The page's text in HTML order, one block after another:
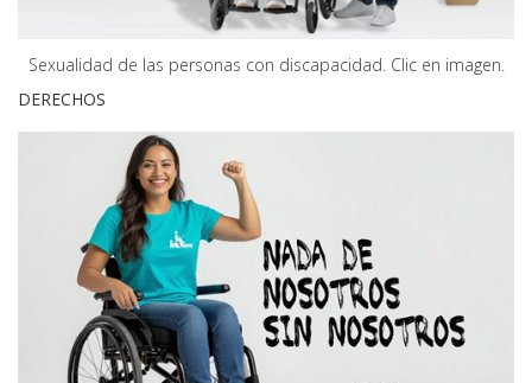
Sexualidad de las personas con discapacidad. Clic en imagen.
DERECHOS